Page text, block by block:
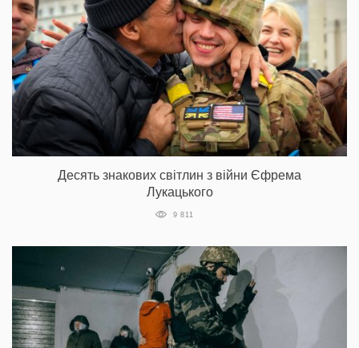
Десять знакових світлин з війни Єфрема
Лукацького
9 811